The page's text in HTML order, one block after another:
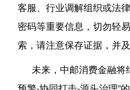
客服、行业调解组织或法
密码等重要信息，切勿轻
索，请注意保存证据，并
未来，中邮消费金融将